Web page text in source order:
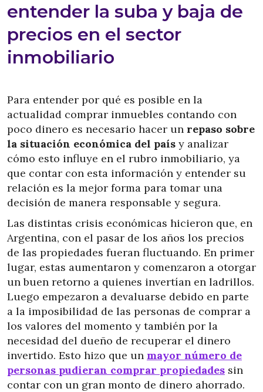
entender la suba y baja de
precios en el sector
inmobiliario
Para entender por qué es posible en la
actualidad comprar inmuebles contando con
poco dinero es necesario hacer un repaso sobre
la situación económica del país y analizar
cómo esto influye en el rubro inmobiliario, ya
que contar con esta información y entender su
relación es la mejor forma para tomar una
decisión de manera responsable y segura.
Las distintas crisis económicas hicieron que, en
Argentina, con el pasar de los años los precios
de las propiedades fueran fluctuando. En primer
lugar, estas aumentaron y comenzaron a otorgar
un buen retorno a quienes invertían en ladrillos.
Luego empezaron a devaluarse debido en parte
a la imposibilidad de las personas de comprar a
los valores del momento y también por la
necesidad del dueño de recuperar el dinero
invertido. Esto hizo que un mayor número de
personas pudieran comprar propiedades sin
contar con un gran monto de dinero ahorrado.